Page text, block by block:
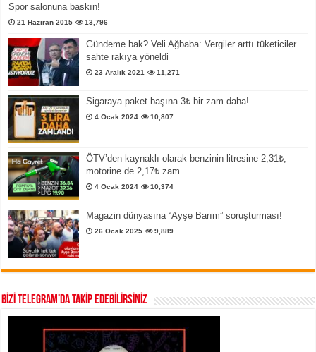
Spor salonuna baskın!
21 Haziran 2015 13,796
Gündeme bak? Veli Ağbaba: Vergiler arttı tüketiciler
sahte rakıya yöneldi
23 Aralık 2021 11,271
Sigaraya paket başına 3₺ bir zam daha!
4 Ocak 2024 10,807
ÖTV’den kaynaklı olarak benzinin litresine 2,31₺,
motorine de 2,17₺ zam
4 Ocak 2024 10,374
Magazin dünyasına “Ayşe Barım” soruşturması!
26 Ocak 2025 9,889
BİZİ TELEGRAM’DA TAKİP EDEBİLİRSİNİZ